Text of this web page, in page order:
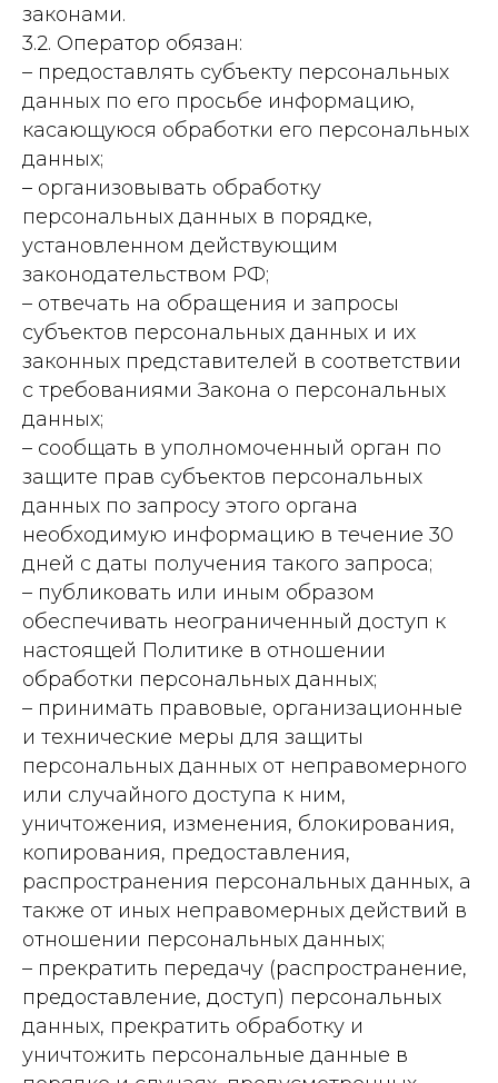
законами.
3.2. Оператор обязан:
– предоставлять субъекту персональных
данных по его просьбе информацию,
касающуюся обработки его персональных
данных;
– организовывать обработку
персональных данных в порядке,
установленном действующим
законодательством РФ;
– отвечать на обращения и запросы
субъектов персональных данных и их
законных представителей в соответствии
с требованиями Закона о персональных
данных;
– сообщать в уполномоченный орган по
защите прав субъектов персональных
данных по запросу этого органа
необходимую информацию в течение 30
дней с даты получения такого запроса;
– публиковать или иным образом
обеспечивать неограниченный доступ к
настоящей Политике в отношении
обработки персональных данных;
– принимать правовые, организационные
и технические меры для защиты
персональных данных от неправомерного
или случайного доступа к ним,
уничтожения, изменения, блокирования,
копирования, предоставления,
распространения персональных данных, а
также от иных неправомерных действий в
отношении персональных данных;
– прекратить передачу (распространение,
предоставление, доступ) персональных
данных, прекратить обработку и
уничтожить персональные данные в